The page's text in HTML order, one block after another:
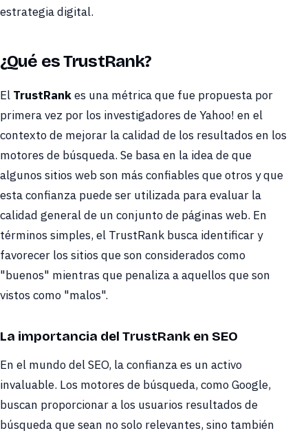
estrategia digital.
¿Qué es TrustRank?
El TrustRankes una métrica que fue propuesta por
primera vez por los investigadores de Yahoo! en el
contexto de mejorar la calidad de los resultados en los
motores de búsqueda. Se basa en la idea de que
algunos sitios web son más confiables que otros y que
esta confianza puede ser utilizada para evaluar la
calidad general de un conjunto de páginas web. En
términos simples, el TrustRank busca identificar y
favorecer los sitios que son considerados como
"buenos" mientras que penaliza a aquellos que son
vistos como "malos".
La importancia del TrustRank en SEO
En el mundo del SEO, la confianza es un activo
invaluable. Los motores de búsqueda, como Google,
buscan proporcionar a los usuarios resultados de
búsqueda que sean no solo relevantes, sino también